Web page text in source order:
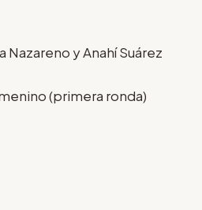
y Anahí Suárez
(primera ronda)